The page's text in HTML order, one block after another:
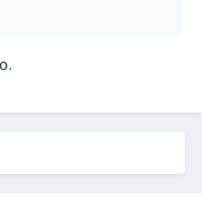
и получил
расходы